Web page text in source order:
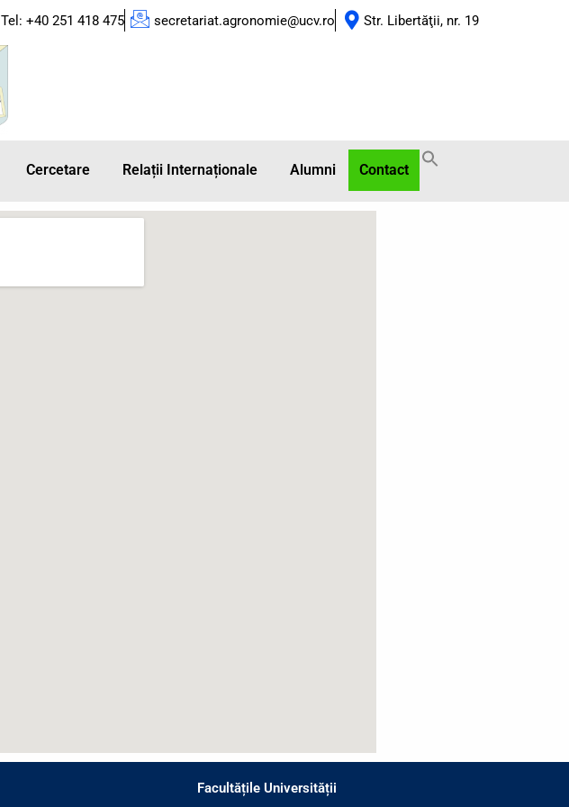
Tel: +40 251 418 475 secretariat.agronomie@ucv.ro Str. Libertăţii, nr. 19
Cercetare Relații Internaționale Alumni Contact
Facultățile Universității